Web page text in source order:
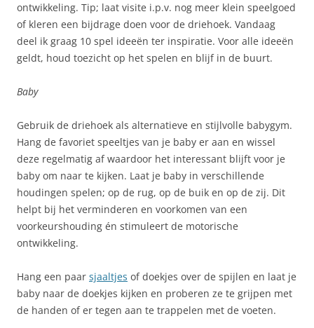
ontwikkeling. Tip; laat visite i.p.v. nog meer klein speelgoed
of kleren een bijdrage doen voor de driehoek. Vandaag
deel ik graag 10 spel ideeën ter inspiratie. Voor alle ideeën
geldt, houd toezicht op het spelen en blijf in de buurt.
Baby
Gebruik de driehoek als alternatieve en stijlvolle babygym.
Hang de favoriet speeltjes van je baby er aan en wissel
deze regelmatig af waardoor het interessant blijft voor je
baby om naar te kijken. Laat je baby in verschillende
houdingen spelen; op de rug, op de buik en op de zij. Dit
helpt bij het verminderen en voorkomen van een
voorkeurshouding én stimuleert de motorische
ontwikkeling.
Hang een paar sjaaltjes of doekjes over de spijlen en laat je
baby naar de doekjes kijken en proberen ze te grijpen met
de handen of er tegen aan te trappelen met de voeten.